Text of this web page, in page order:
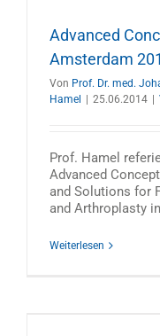
Advanced
Amsterdam
Von Prof. Dr. med.
Hamel
25.06.2014
Prof. Hamel
Advanced
and Solutions for
and Arthroplasty
Weiterlesen